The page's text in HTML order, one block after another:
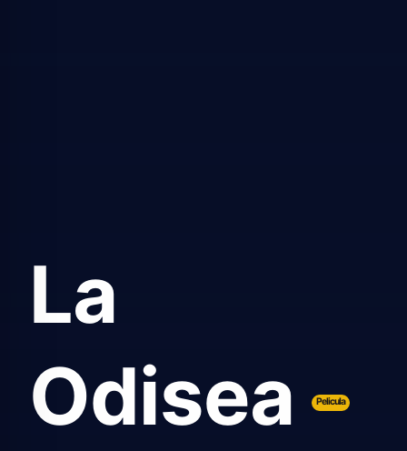
La
Odisea
Pelicula